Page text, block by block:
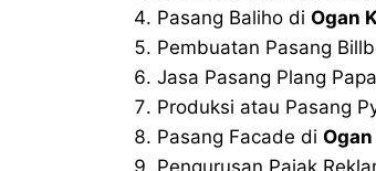
Pasang Baliho di Ogan
Pembuatan Pasang
Jasa Pasang Plang
Produksi atau Pasang
Pasang Facade di
Pengurusan Pajak